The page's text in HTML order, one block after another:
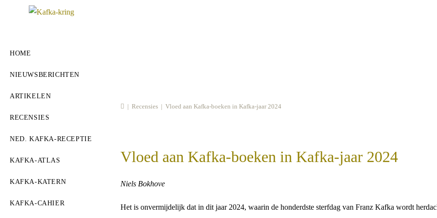
HOME
NIEUWSBERICHTEN
ARTIKELEN
RECENSIES
NED. KAFKA-RECEPTIE
KAFKA-ATLAS
KAFKA-KATERN
KAFKA-CAHIER
Vloed aan Kafka-boeken in Kafka-jaar 2024
| Recensies | Vloed aan Kafka-boeken in Kafka-jaar 2024
Niels Bokhove
Het is onvermijdelijk dat in dit jaar 2024, waarin de honderdste sterfdag van Franz Kafka wordt